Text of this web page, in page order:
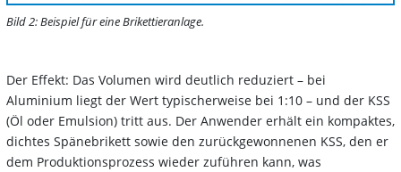
Bild 2: Beispiel für eine Brikettieranlage.
Der Effekt: Das Volumen wird deutlich reduziert – bei
Aluminium liegt der Wert typischerweise bei 1:10 – und der KSS
(Öl oder Emulsion) tritt aus. Der Anwender erhält ein kompaktes,
dichtes Spänebrikett sowie den zurückgewonnenen KSS, den er
dem Produktionsprozess wieder zuführen kann, was